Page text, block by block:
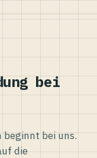
bei
beginnt bei uns.
die